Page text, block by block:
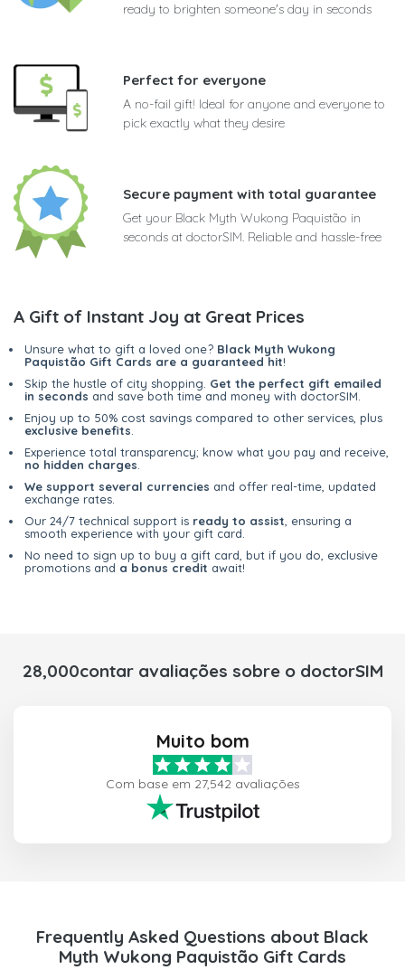
ready to brighten someone's day in seconds
Perfect for everyone
A no-fail gift! Ideal for anyone and everyone to
pick exactly what they desire
Secure payment with total guarantee
Get your Black Myth Wukong Paquistão in
seconds at doctorSIM. Reliable and hassle-free
A Gift of Instant Joy at Great Prices
Unsure what to gift a loved one? Black Myth Wukong
Paquistão Gift Cards are a guaranteed hit!
Skip the hustle of city shopping. Get the perfect gift emailed
in seconds and save both time and money with doctorSIM.
Enjoy up to 50% cost savings compared to other services, plus
exclusive benefits.
Experience total transparency; know what you pay and receive,
no hidden charges.
We support several currencies and offer real-time, updated
exchange rates.
Our 24/7 technical support is ready to assist, ensuring a
smooth experience with your gift card.
No need to sign up to buy a gift card, but if you do, exclusive
promotions and a bonus credit await!
28,000contar avaliações sobre o doctorSIM
Muito bom
Com base em 27,542 avaliações
Frequently Asked Questions about Black
Myth Wukong Paquistão Gift Cards